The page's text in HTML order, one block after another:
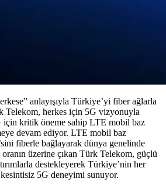
anlayışıyla Türkiye’yi fiber ağlarla
Telekom, herkes için 5G vizyonuyla
için kritik öneme sahip LTE mobil baz
devam ediyor. LTE mobil baz
fiberle bağlayarak dünya genelinde
üzerine çıkan Türk Telekom, güçlü
destekleyerek Türkiye’nin her
5G deneyimi sunuyor.